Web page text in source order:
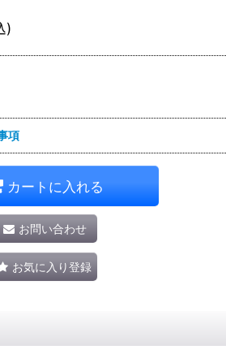
)
項
カートに入れる
お問い合わせ
お気に入り登録